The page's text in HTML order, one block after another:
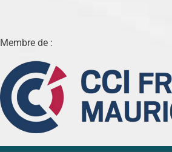
Membre de :